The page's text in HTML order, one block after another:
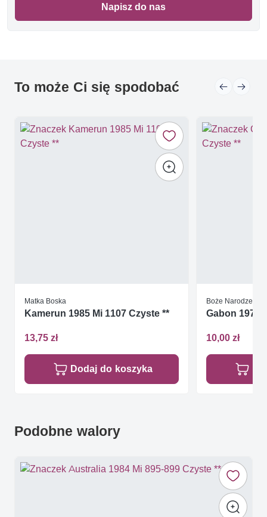
Napisz do nas
To może Ci się spodobać
Matka Boska
Kamerun 1985 Mi 1107 Czyste **
13,75 zł
Dodaj do koszyka
Boże Narodzenie
Gabon 1975
10,00 zł
Podobne walory